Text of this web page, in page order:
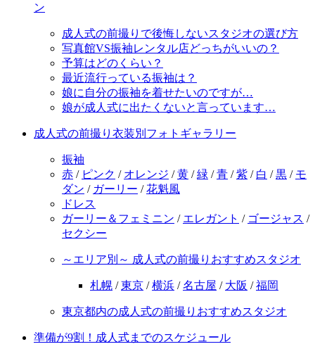
ン
成人式の前撮りで後悔しないスタジオの選び方
写真館VS振袖レンタル店どっちがいいの？
予算はどのくらい？
最近流行っている振袖は？
娘に自分の振袖を着せたいのですが…
娘が成人式に出たくないと言っています…
成人式の前撮り衣装別フォトギャラリー
振袖
赤 / ピンク / オレンジ /黄 /緑 /青 /紫 / 白 /黒 / モ
ダン / ガーリー /花魁風
ドレス
ガーリー＆フェミニン / エレガント / ゴージャス /
セクシー
～エリア別～ 成人式の前撮りおすすめスタジオ
札幌 /東京 /横浜 /名古屋 / 大阪 /福岡
東京都内の成人式の前撮りおすすめスタジオ
準備が9割！成人式までのスケジュール